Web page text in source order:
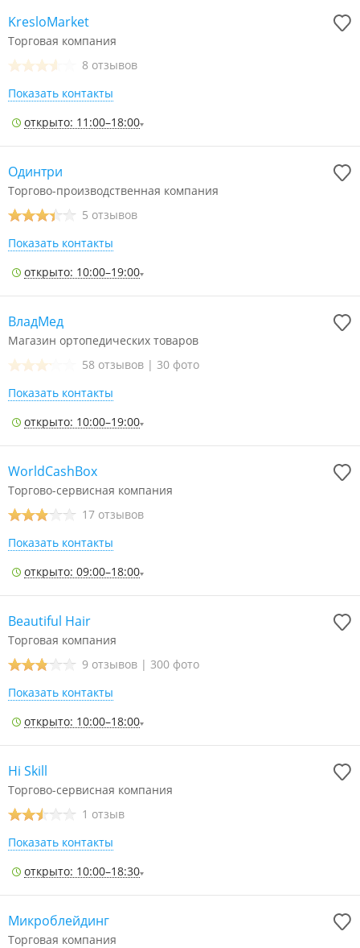
KresloMarket
Торговая компания
8 отзывов
Показать контакты
открыто: 11:00–18:00
Одинтри
Торгово-производственная компания
5 отзывов
Показать контакты
открыто: 10:00–19:00
ВладМед
Магазин ортопедических товаров
58 отзывов | 30 фото
Показать контакты
открыто: 10:00–19:00
WorldCashBox
Торгово-сервисная компания
17 отзывов
Показать контакты
открыто: 09:00–18:00
Beautiful Hair
Торговая компания
9 отзывов | 300 фото
Показать контакты
открыто: 10:00–18:00
Hi Skill
Торгово-сервисная компания
1 отзыв
Показать контакты
открыто: 10:00–18:30
Микроблейдинг
Торговая компания